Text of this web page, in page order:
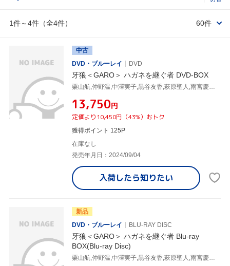
1件～4件（全4件） 60件
中古
DVD・ブルーレイ
DVD
牙狼＜GARO＞ ハガネを継ぐ者 DVD-BOX
¥13,750円
定価より10,450円（43%）おトク
獲得ポイント 125P
在庫なし
発売年月日：2024/09/04
入荷したら知りたい
新品
DVD・ブルーレイ
BLU-RAY DISC
牙狼＜GARO＞ ハガネを継ぐ者 Blu-ray
BOX(Blu-ray Disc)